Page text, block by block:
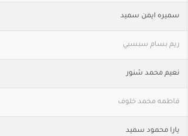
سميره ايمن سميد
ريم بسام سبسبي
نعيم محمد شنور
فاطمه محمد خلوف
يارا محمود سميد